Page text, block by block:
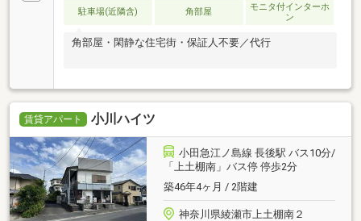
駐車場(近隣含) 角部屋
モニタ付インターホ
ン
角部屋・閑静な住宅街・保証人不要／代行
賃貸アパート 小川ハイツ
小田急江ノ島線 長後駅 バス10分/
「上土棚南」バス停 停歩2分
築46年4ヶ月 / 2階建
神奈川県綾瀬市上土棚南２